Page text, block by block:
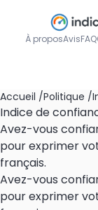
À proposAvisFAQ
Accueil /Politique /
Indice de
Avez-vous
pour exprimer
français.
Avez-vous
pour exprimer